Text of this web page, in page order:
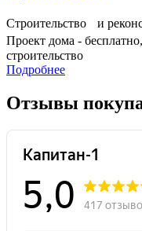
Строительство и
Проект дома -
строительство
Подробнее
Отзывы